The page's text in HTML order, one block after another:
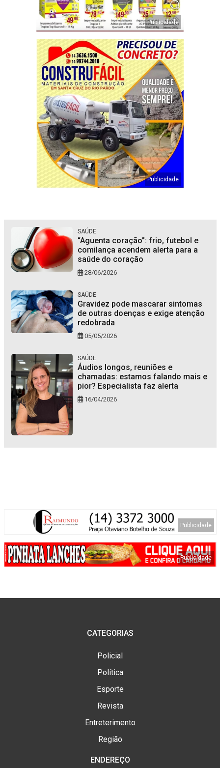
SAÚDE
“Aguenta coração”: frio, futebol e
comilança acendem alerta para a
saúde do coração
28/06/2026
SAÚDE
Gravidez pode mascarar sintomas
de outras doenças e exige atenção
redobrada
05/05/2026
SAÚDE
Áudios longos, reuniões e
chamadas: estamos falando mais e
pior? Especialista faz alerta
16/04/2026
CATEGORIAS
Policial
Política
Esporte
Revista
Entreterimento
Região
ENDEREÇO